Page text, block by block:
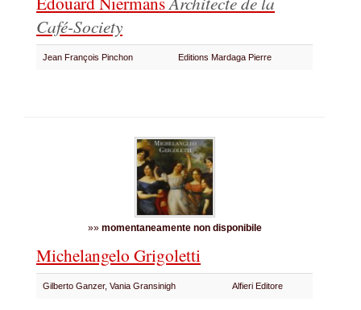
Café-Society
Jean François Pinchon Editions Mardaga Pierre
»» momentaneamente non disponibile
Michelangelo Grigoletti
Gilberto Ganzer, Vania Gransinigh Alfieri Editore